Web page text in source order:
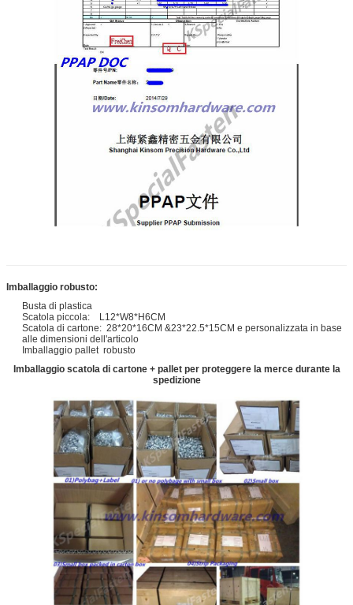
Imballaggio robusto:
Busta di plastica
Scatola piccola: L12*W8*H6CM
Scatola di cartone: 28*20*16CM &23*22.5*15CM e personalizzata in base
alle dimensioni dell'articolo
Imballaggio pallet robusto
Imballaggio scatola di cartone + pallet per proteggere la merce durante la
spedizione